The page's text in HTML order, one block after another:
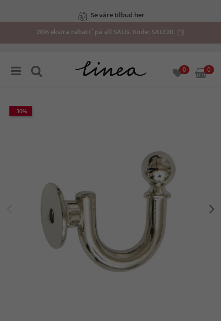
Se våre tilbud her
20% ekstra rabatt* på all SALG. Kode: SALE20
0 0
-30%